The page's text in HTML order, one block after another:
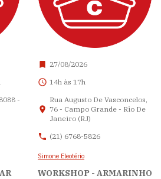
-
27/08/2026
14h às 17h
Rua Augusto De Vasconcelos,
76 - Campo Grande - Rio De
Janeiro (RJ)
(21) 6768-5826
Simone Eleotério
WORKSHOP - ARMARINHO